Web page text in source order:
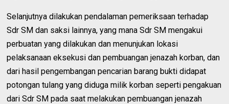
Selanjutnya dilakukan pendalaman pemeriksaan terhadap
Sdr SM dan saksi lainnya, yang mana Sdr SM mengakui
perbuatan yang dilakukan dan menunjukan lokasi
pelaksanaan eksekusi dan pembuangan jenazah korban, dan
dari hasil pengembangan pencarian barang bukti didapat
potongan tulang yang diduga milik korban seperti pengakuan
dari Sdr SM pada saat melakukan pembuangan jenazah